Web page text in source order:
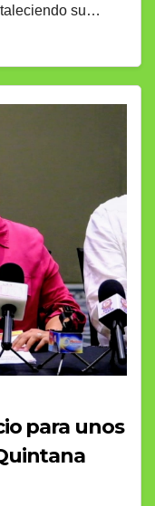
su…
para unos